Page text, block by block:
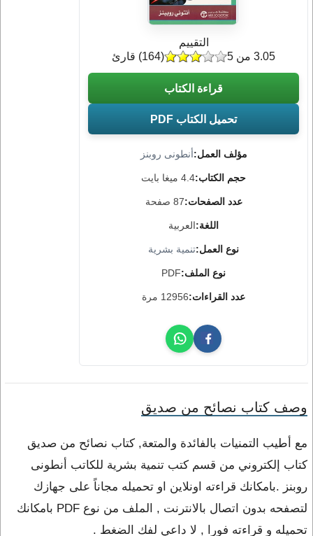
مؤلف العمل:أنطونى روبنز
حجم الكتاب:4.4 ميغا بايت
عدد الصفحات:87 صفحة
اللغة:العربية
نوع العمل:تنمية بشرية
نوع الملف:PDF
عدد القراءات:12956 مرة
التقييم
(
164) قارئ 3.05 من 5
قراءة الكتاب
تحميل الكتاب PDF
وصف كتاب نصائح من صديق
مع أطيب التمنيات بالفائدة والمتعة, كتاب نصائح من صديق
كتاب إلكتروني من قسم كتب تنمية بشرية للكاتب أنطونى
روبنز .بامكانك قراءته اونلاين او تحميله مجاناً على جهازك
لتصفحه بدون اتصال بالانترنت , الملف من نوع PDF بامكانك
تحميله و قراءته فورا , لا داعي لفك الضغط .